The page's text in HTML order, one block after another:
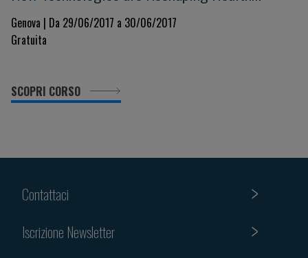
Science
Genova | Da 29/06/2017 a 30/06/2017
Gratuita
SCOPRI CORSO
Contattaci
Iscrizione Newsletter